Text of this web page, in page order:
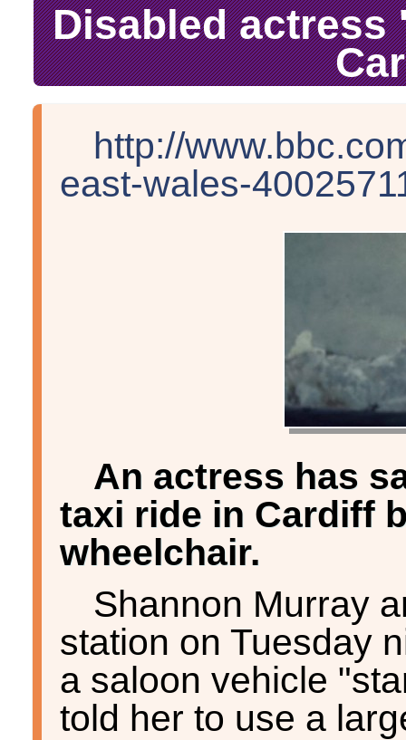
Disabled actress
http://
east-wales-
An actress has
taxi ride in Cardiff
wheelchair.
Shannon Murray
station on Tuesday
a saloon vehicle
told her to use a